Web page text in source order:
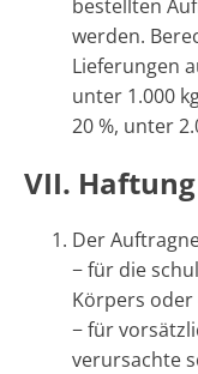
bestellten
werden.
Lieferungen
unter 1.000
20 %, unter
VII. Haftung
Der
− für die
Körpers
− für
verursachte